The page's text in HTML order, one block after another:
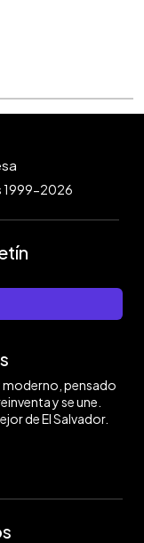
1999-2026
pensado
y se une.
de El Salvador.